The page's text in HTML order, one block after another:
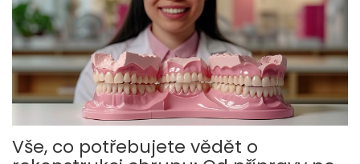
Vše, co potřebujete vědět o